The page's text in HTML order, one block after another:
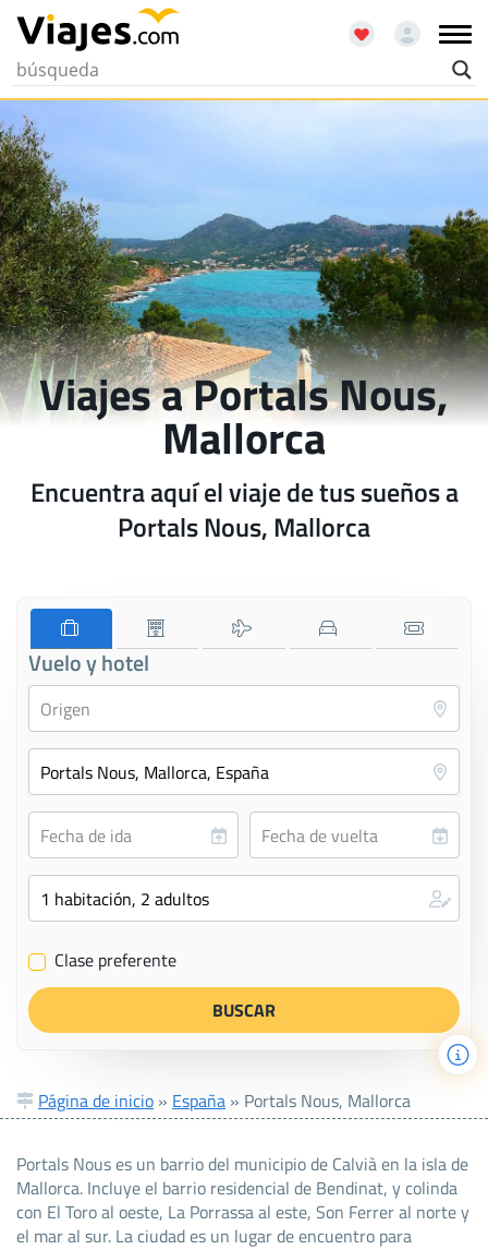
Viajes a Portals Nous,
Mallorca
Encuentra aquí el viaje de tus sueños a
Portals Nous, Mallorca
Vuelo y hotel
✔ Clase preferente
Página de inicio » España » Portals Nous, Mallorca
Portals Nous es un barrio del municipio de Calvià en la isla de
Mallorca. Incluye el barrio residencial de Bendinat, y colinda
con El Toro al oeste, La Porrassa al este, Son Ferrer al norte y
el mar al sur. La ciudad es un lugar de encuentro para